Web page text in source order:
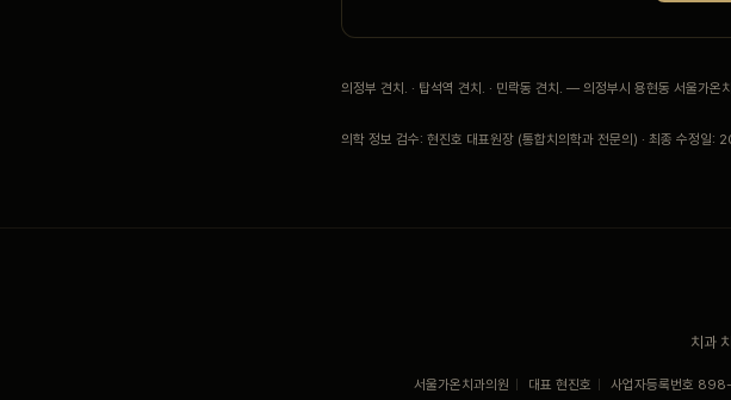
의정부 견치. · 탑석역 견치. · 민락동 견치. — 의정부시 용현동 서울가온
의학 정보 검수: 현진호 대표원장 (통합치의학과 전문의) · 최종 수정일
치과
서울가온치과의원 대표 현진호 사업자등록번호